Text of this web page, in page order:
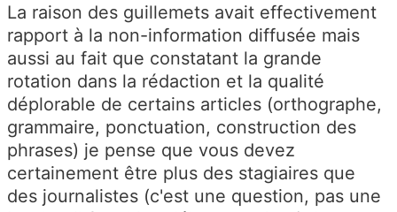
La raison des guillemets avait effectivement
rapport à la non-information diffusée mais
aussi au fait que constatant la grande
rotation dans la rédaction et la qualité
déplorable de certains articles (orthographe,
grammaire, ponctuation, construction des
phrases) je pense que vous devez
certainement être plus des stagiaires que
des journalistes (c'est une question, pas une